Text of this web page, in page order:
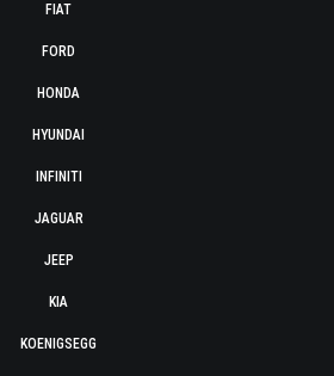
FIAT
FORD
HONDA
HYUNDAI
INFINITI
JAGUAR
JEEP
KIA
KOENIGSEGG